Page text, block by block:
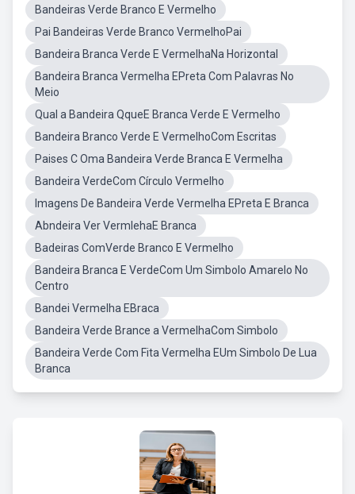
Bandeiras Verde Branco E Vermelho
Pai Bandeiras Verde Branco VermelhoPai
Bandeira Branca Verde E VermelhaNa Horizontal
Bandeira Branca Vermelha EPreta Com Palavras No
Meio
Qual a Bandeira QqueE Branca Verde E Vermelho
Bandeira Branco Verde E VermelhoCom Escritas
Paises C Oma Bandeira Verde Branca E Vermelha
Bandeira VerdeCom Círculo Vermelho
Imagens De Bandeira Verde Vermelha EPreta E Branca
Abndeira Ver VermlehaE Branca
Badeiras ComVerde Branco E Vermelho
Bandeira Branca E VerdeCom Um Simbolo Amarelo No
Centro
Bandei Vermelha EBraca
Bandeira Verde Brance a VermelhaCom Simbolo
Bandeira Verde Com Fita Vermelha EUm Simbolo De Lua
Branca